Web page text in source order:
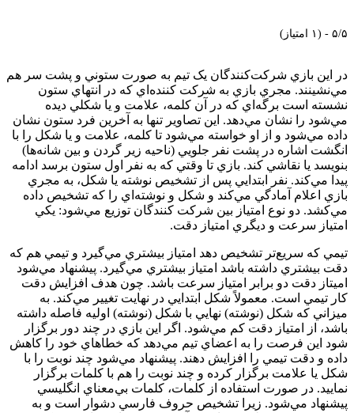
۵/۵ - (۱ امتیاز)
در اين بازي شرکت‌کنندگان يک تيم به صورت ستوني و پشت سر هم
مي‌نشينند. مجري بازي به شرکت کننده‌اي که در انتهاي ستون
نشسته است برگه‌اي که در آن کلمه، علامت و يا شکلي ديده
مي‌شود را نشان مي‌دهد. اين تصاوير تنها به آخرين فرد ستون نشان
داده مي‌شود و از او خواسته مي‌شود تا کلمه، علامت و يا شکل را با
انگشت اشاره در پشت نفر جلويي (ناحيه زير گردن و بين شانه‌ها)
بنويسد يا نقاشي کند. بازي تا وقتي که به نفر اول ستون برسد ادامه
پيدا مي‌کند. نفر ابتدايي پس از تشخيص نوشته يا شکل، به مجري
بازي اعلام آمادگي مي‌کند و شکل و نوشته‌اي را که تشخيص داده
مي‌کشد. دو نوع امتياز بين شرکت کنندگان توزيع مي‌شود: يکي
امتياز سرعت و ديگري امتياز دقت.
تيمي که سريع‌تر تشخيص دهد امتياز بيشتري مي‌گيرد و تيمي هم که
دقت بيشتري داشته باشد امتياز بيشتري مي‌گيرد. پيشنهاد مي‌شود
اميتاز دقت دو برابر امتياز سرعت باشد. چون هدف افزايش دقت
کار تيمي است. معمولاً شکل ابتدايي در نهايت تغيير مي‌کند. به
ميزاني که شکل (نوشته) نهايي با شکل (نوشته) اوليه فاصله داشته
باشد، از امتياز دقت کم مي‌شود. اگر اين بازي در چند دور برگزار
شود اين فرصت را به اعضاي تيم مي‌دهد که خطاهاي خود را کاهش
داده و دقت تيمي را افزايش دهند. پيشنهاد مي‌شود چند نوبت را با
شکل يا علامت برگزار کرده و چند نوبت را هم با کلمات برگزار
نماييد. در صورت استفاده از کلمات، کلمات بي‌معناي انگليسي
پيشنهاد مي‌شود. زيرا تشخيص حروف فارسي دشوار است و به